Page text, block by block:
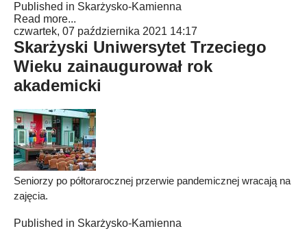
Published in Skarżysko-Kamienna
Read more...
czwartek, 07 października 2021 14:17
Skarżyski Uniwersytet Trzeciego
Wieku zainaugurował rok
akademicki
Seniorzy po półtorarocznej przerwie pandemicznej wracają na
zajęcia.
Published in Skarżysko-Kamienna